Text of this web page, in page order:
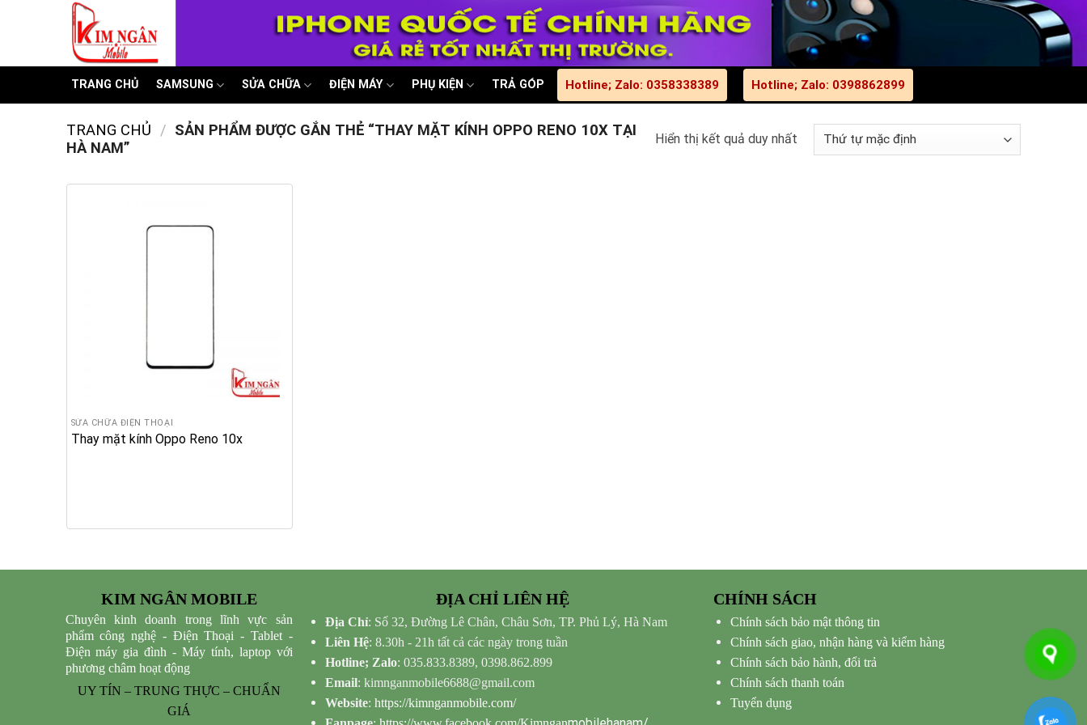
TRANG CHỦ SAMSUNG SỬA CHỮA ĐIỆN MÁY PHỤ KIỆN TRẢ GÓP Hotline; Zalo: 0358338389 Hotline; Zalo: 0398862899
TRANG CHỦ / SẢN PHẨM ĐƯỢC GẮN THẺ “THAY MẶT KÍNH OPPO RENO 10X TẠI
HÀ NAM”
Hiển thị kết quả duy nhất
SỬA CHỮA ĐIỆN THOẠI
Thay mặt kính Oppo Reno 10x
KIM NGÂN MOBILE
Chuyên kinh doanh trong lĩnh vực sản
phẩm công nghệ - Điện Thoại - Tablet -
Điện máy gia đình - Máy tính, laptop với
phương châm hoạt động
UY TÍN – TRUNG THỰC – CHUẨN
GIÁ
ĐỊA CHỈ LIÊN HỆ
Địa Chỉ: Số 32, Đường Lê Chân, Châu Sơn, TP. Phủ Lý, Hà Nam
Liên Hệ: 8.30h - 21h tất cả các ngày trong tuần
Hotline; Zalo: 035.833.8389, 0398.862.899
Email: kimnganmobile6688@gmail.com
Website: https://kimnganmobile.com/
CHÍNH SÁCH
Chính sách bảo mật thông tin
Chính sách giao, nhận hàng và kiểm hàng
Chính sách bảo hành, đổi trả
Chính sách thanh toán
Tuyển dụng